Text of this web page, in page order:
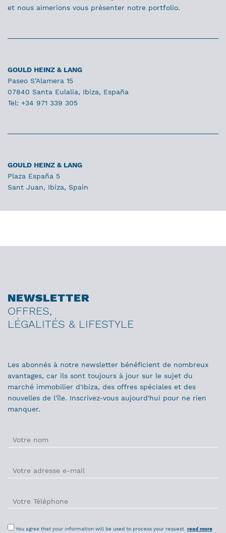
et nous aimerions vous présenter notre portfolio.
GOULD HEINZ & LANG
Paseo S’Alamera 15
07840 Santa Eulalia, Ibiza, España
Tel: +34 971 339 305
GOULD HEINZ & LANG
Plaza España 5
Sant Juan, Ibiza, Spain
NEWSLETTER
OFFRES,
LÉGALITÉS & LIFESTYLE
Les abonnés à notre newsletter bénéficient de nombreux
avantages, car ils sont toujours à jour sur le sujet du
marché immobilier d'Ibiza, des offres spéciales et des
nouvelles de l'île. Inscrivez-vous aujourd'hui pour ne rien
manquer.
You agree that your information will be used to process your request. read more